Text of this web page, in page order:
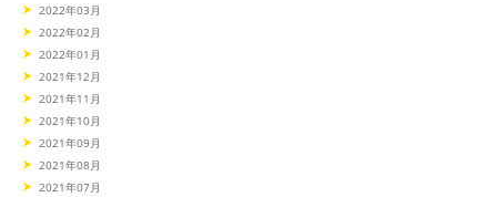
2022年03月
2022年02月
2022年01月
2021年12月
2021年11月
2021年10月
2021年09月
2021年08月
2021年07月